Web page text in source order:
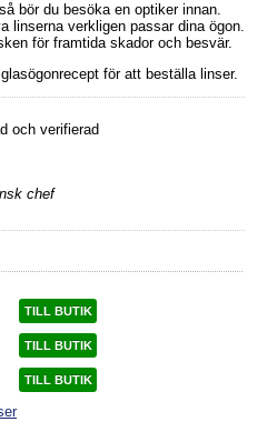
bör du besöka en optiker innan.
linserna verkligen passar dina ögon.
för framtida skador och besvär.
för att beställa linser.
och verifierad
chef
TILL BUTIK
TILL BUTIK
TILL BUTIK